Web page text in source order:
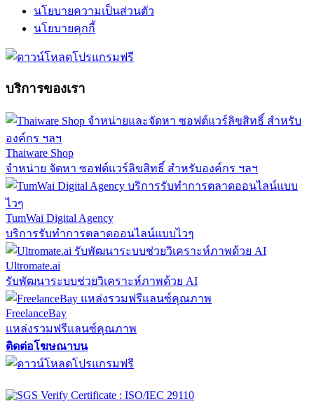
นโยบายความเป็นส่วนตัว
นโยบายคุกกี้
บริการของเรา
Thaiware Shop
จำหน่าย จัดหา ซอฟต์แวร์ลิขสิทธิ์ สำหรับองค์กร ฯลฯ
TumWai Digital Agency
บริการรับทำการตลาดออนไลน์แบบไวๆ
Ultromate.ai
รับพัฒนาระบบช่วยวิเคราะห์ภาพด้วย AI
FreelanceBay
แหล่งรวมฟรีแลนซ์คุณภาพ
ติดต่อโฆษณาบน